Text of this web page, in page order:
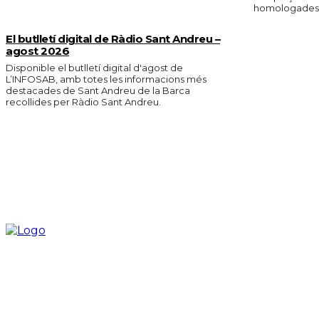
El butlletí digital de Ràdio Sant Andreu –
agost 2026
Disponible el butlletí digital d'agost de
L’INFOSAB, amb totes les informacions més
destacades de Sant Andreu de la Barca
recollides per Ràdio Sant Andreu.